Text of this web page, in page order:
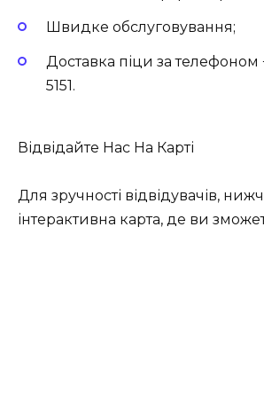
Швидке обслуговування;
Доставка піци за
5151.
Відвідайте Нас На Карті
Для зручності відвідувачів,
інтерактивна карта, де ви